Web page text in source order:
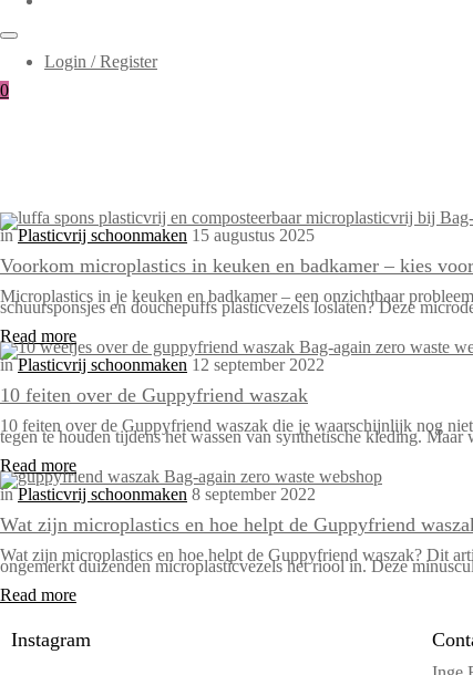
Login / Register
0
inPlasticvrij schoonmaken 15 augustus 2025
Voorkom microplastics in keuken en badkamer – kies
Microplastics in je keuken en badkamer – een onzichtbaar
schuursponsjes en douchepuffs plasticvezels loslaten? Deze
Read more
inPlasticvrij schoonmaken 12 september 2022
10 feiten over de Guppyfriend waszak
10 feiten over de Guppyfriend waszak die je waarschijnlijk nog
tegen te houden tijdens het wassen van synthetische kleding.
Read more
inPlasticvrij schoonmaken 8 september 2022
Wat zijn microplastics en hoe helpt de Guppyfriend
Wat zijn microplastics en hoe helpt de Guppyfriend waszak? Dit
ongemerkt duizenden microplasticvezels het riool in. Deze
Read more
Instagram